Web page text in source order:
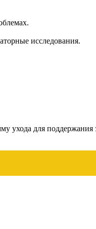
исследования.
ухода для